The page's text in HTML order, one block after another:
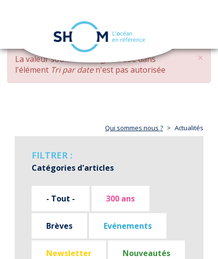
Aller
contenu
principal
navigation
×
MESSAGE
D'ERREUR
La valeur soumise changed DESCdans
l'élément Tri par daten'est pas autorisée
Qui sommes nous ? Actualités
FILTRER :
Catégories d'articles
- Tout - 300 ans
Brèves Evénements
Newsletter Nouveautés